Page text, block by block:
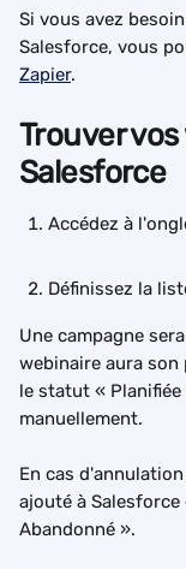
Si vous avez
Salesforce, vous
Zapier.
Trouver
Salesforce
Accédez à
Définissez la
Une campagne
webinaire aura
le statut «
manuellement.
En cas
ajouté à
Abandonné ».